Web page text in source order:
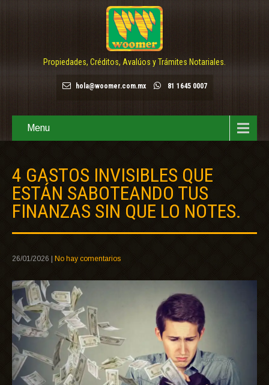
Propiedades, Créditos, Avalúos y Trámites Notariales.
hola@woomer.com.mx 81 1645 0007
Menu
4 GASTOS INVISIBLES QUE
ESTÁN SABOTEANDO TUS
FINANZAS SIN QUE LO NOTES.
26/01/2026 No hay comentarios